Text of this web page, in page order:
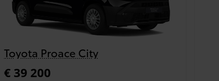
Toyota Proace City
€ 39 200